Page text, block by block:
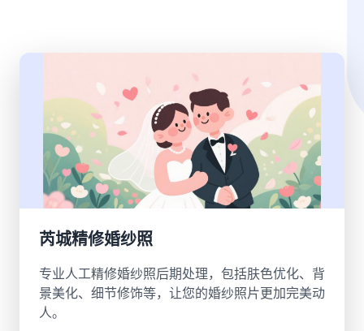
芮城精修婚纱照
专业人工精修婚纱照后期处理，包括肤色优化、背
景美化、细节修饰等，让您的婚纱照片更加完美动
人。